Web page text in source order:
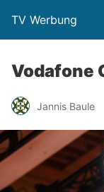
TV Werbung
Vodafone
Jannis Baule